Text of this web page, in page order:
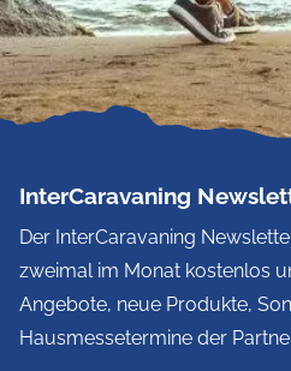
InterCaravaning
Der InterCaravaning
zweimal im Monat kostenlos
Angebote, neue Produkte,
Hausmessetermine der